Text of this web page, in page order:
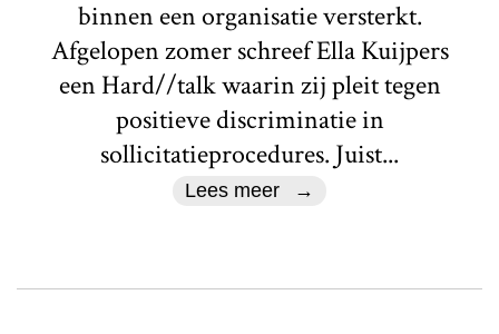
binnen een organisatie versterkt.
Afgelopen zomer schreef Ella Kuijpers
een Hard//talk waarin zij pleit tegen
positieve discriminatie in
sollicitatieprocedures. Juist...
Lees meer